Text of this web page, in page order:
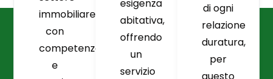
immobiliare
con
competenza
e
esigenza
abitativa,
offrendo
un
servizio
di ogni
relazione
duratura,
per